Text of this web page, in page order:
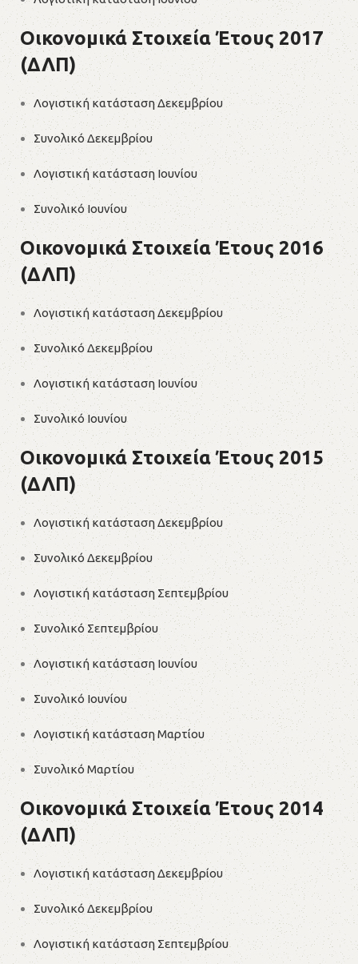
Οικονομικά Στοιχεία Έτους 2017
(ΔΛΠ)
Λογιστική κατάσταση Δεκεμβρίου
Συνολικό Δεκεμβρίου
Λογιστική κατάσταση Ιουνίου
Συνολικό Ιουνίου
Οικονομικά Στοιχεία Έτους 2016
(ΔΛΠ)
Λογιστική κατάσταση Δεκεμβρίου
Συνολικό Δεκεμβρίου
Λογιστική κατάσταση Ιουνίου
Συνολικό Ιουνίου
Οικονομικά Στοιχεία Έτους 2015
(ΔΛΠ)
Λογιστική κατάσταση Δεκεμβρίου
Συνολικό Δεκεμβρίου
Λογιστική κατάσταση Σεπτεμβρίου
Συνολικό Σεπτεμβρίου
Λογιστική κατάσταση Ιουνίου
Συνολικό Ιουνίου
Λογιστική κατάσταση Μαρτίου
Συνολικό Μαρτίου
Οικονομικά Στοιχεία Έτους 2014
(ΔΛΠ)
Λογιστική κατάσταση Δεκεμβρίου
Συνολικό Δεκεμβρίου
Λογιστική κατάσταση Σεπτεμβρίου